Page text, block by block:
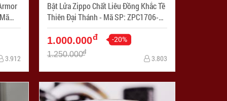
3.912
Bật Lửa Zippo Chất Liêu Đồng Khắc Tề
Thiên Đại Thánh - Mã SP: ZPC1706-
254
1.000.000đ -20%
1.250.000đ
3.803